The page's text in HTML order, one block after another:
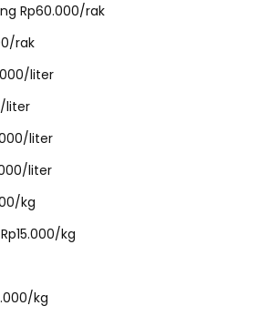
Rp60.000/rak
rak
liter
liter
liter
liter
kg
kg
kg